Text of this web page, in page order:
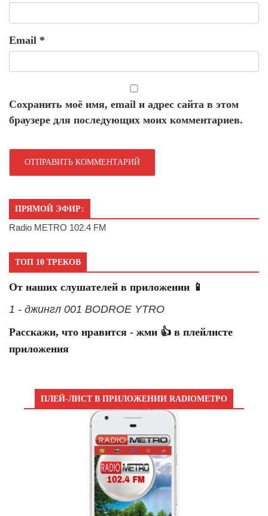
Email *
Сохранить моё имя, email и адрес сайта в этом
браузере для последующих моих комментариев.
ПРЯМОЙ ЭФИР:
Radio METRO 102.4 FM
ТОП 10 ТРЕКОВ
От наших слушателей в приложении 📱
1 - джингл 001 BODROE YTRO
Расскажи, что нравится - жми 👍 в плейлисте
приложения
ПЛЕЙ-ЛИСТ В ПРИЛОЖЕНИИ RADIOМЕТРО